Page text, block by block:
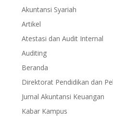
Akuntansi Syariah
Artikel
Atestasi dan Audit Internal
Auditing
Beranda
Direktorat Pendidikan dan
Jurnal Akuntansi Keuangan
Kabar Kampus